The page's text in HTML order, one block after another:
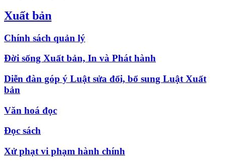
Xuất bản
Chính sách quản lý
Đời sống Xuất bản, In và Phát hành
Diễn đàn góp ý Luật sửa đổi, bổ sung Luật Xuất
bản
Văn hoá đọc
Đọc sách
Xử phạt vi phạm hành chính